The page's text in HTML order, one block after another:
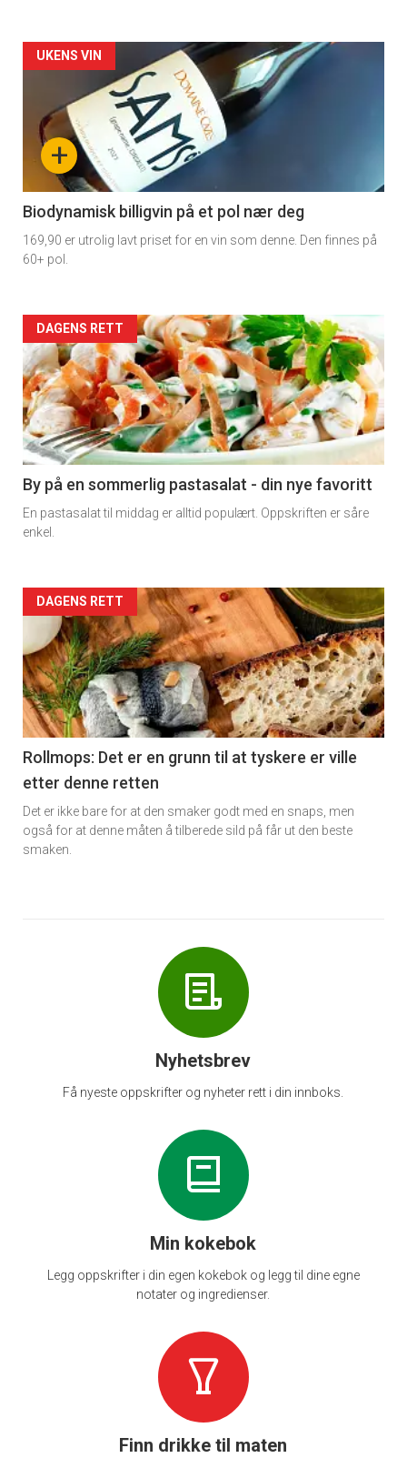
Forsiden
akkurat
nå
4
+
UKENS VIN
Biodynamisk billigvin på et pol nær deg
169,90 er utrolig lavt priset for en vin som denne. Den finnes på
60+ pol.
Forsiden
akkurat
nå
-
5
DAGENS RETT
By på en sommerlig pastasalat - din nye favoritt
En pastasalat til middag er alltid populært. Oppskriften er såre
enkel.
Forsiden
akkurat
nå
-
6
DAGENS RETT
Rollmops: Det er en grunn til at tyskere er ville
etter denne retten
Det er ikke bare for at den smaker godt med en snaps, men
også for at denne måten å tilberede sild på får ut den beste
smaken.
Nyhetsbrev
Få nyeste oppskrifter og nyheter rett i din innboks.
Min kokebok
Legg oppskrifter i din egen kokebok og legg til dine egne
notater og ingredienser.
Finn drikke til maten